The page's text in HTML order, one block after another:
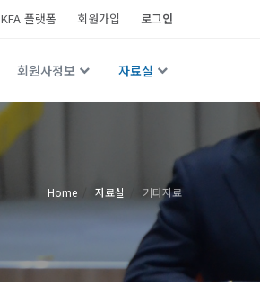
KFA 플랫폼 회원가입 로그인
회원사정보 자료실
Home 자료실 기타자료